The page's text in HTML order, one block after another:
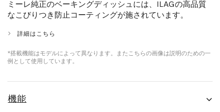
ミーレ純正のベーキングディッシュには、ILAGの高品質
なこびりつき防止コーティングが施されています。
詳細はこちら
*搭載機能はモデルによって異なります。またこちらの画像は説明のための一
例として使用しています。
機能